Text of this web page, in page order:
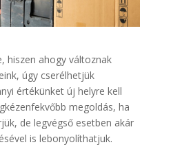
hiszen ahogy változnak
úgy cserélhetjük
értékünket új helyre kell
megoldás, ha
de legvégső esetben akár
is lebonyolíthatjuk.